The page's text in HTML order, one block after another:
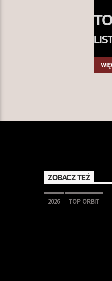
ZOBACZ TEŻ
2026 TOP ORBIT